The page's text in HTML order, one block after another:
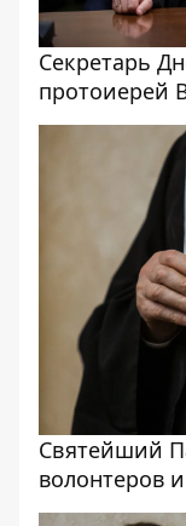
Секретарь
протоиерей
Святейший
волонтеров